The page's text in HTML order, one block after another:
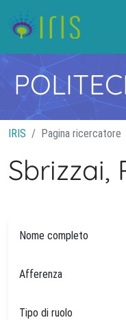
IRIS Pagina ricercatore
Sbrizzai,
Nome completo
Afferenza
Tipo di ruolo